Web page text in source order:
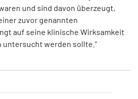
und sind davon überzeugt,
zuvor genannten
auf seine klinische Wirksamkeit
untersucht werden sollte."